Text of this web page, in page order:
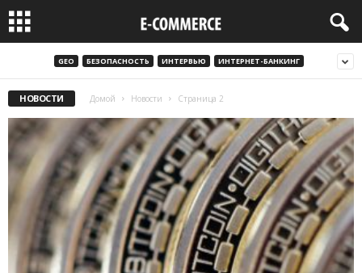
GEO БЕЗОПАСНОСТЬ ИНТЕРВЬЮ ИНТЕРНЕТ-БАНКИНГ
НОВОСТИ Домой Новости Страница 2